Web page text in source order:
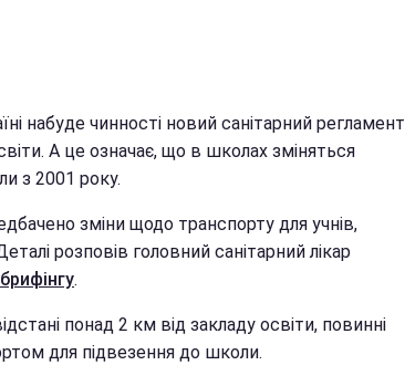
набуде чинності новий санітарний регламент
А це означає, що в школах зміняться
з 2001 року.
зміни щодо транспорту для учнів,
розповів головний санітарний лікар
брифінгу.
понад 2 км від закладу освіти, повинні
для підвезення до школи.